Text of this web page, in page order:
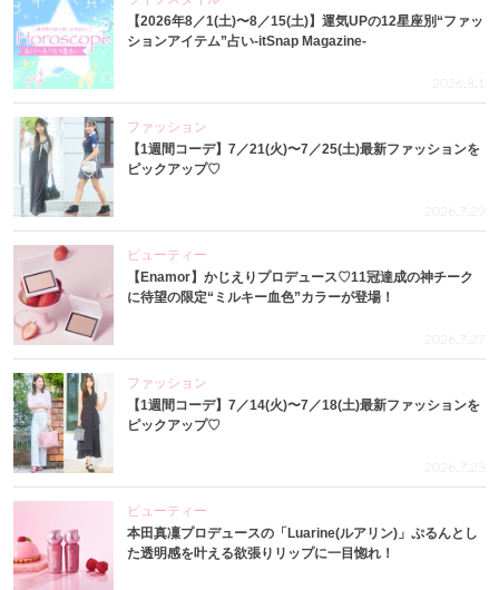
【2026年8／1(土)〜8／15(土)】運気UPの12星座別“ファッ
ションアイテム”占い-itSnap Magazine-
2026.8.1
ファッション
【1週間コーデ】7／21(火)〜7／25(土)最新ファッションを
ピックアップ♡
2026.7.29
ビューティー
【Enamor】かじえりプロデュース♡11冠達成の神チーク
に待望の限定“ミルキー血色”カラーが登場！
2026.7.27
ファッション
【1週間コーデ】7／14(火)〜7／18(土)最新ファッションを
ピックアップ♡
2026.7.23
ビューティー
本田真凜プロデュースの「Luarine(ルアリン)」ぷるんとし
た透明感を叶える欲張りリップに一目惚れ！